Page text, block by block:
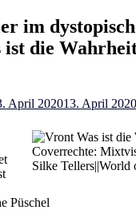
im
die
April 202013. April 2020
Coverrechte:
Silke Tellers||World
Püschel